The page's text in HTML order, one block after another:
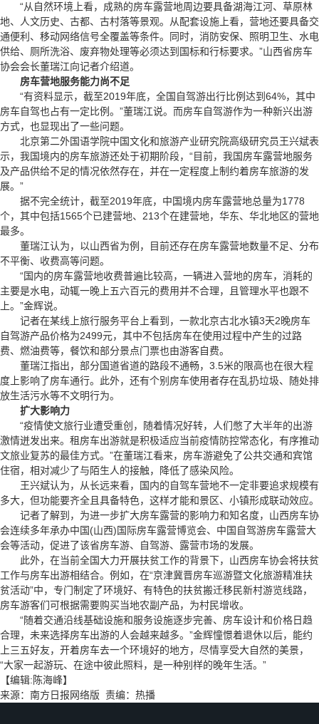
“从自然环境上看，成熟的房车露营地周边要具备湖海江河、草原林
地、人文历史、古都、古村落等景观。从配套设施上看，营地还要具备交
通便利、移动网络信号全覆盖等条件。同时，消防安保、照明卫生、水电
供给、厕所洗浴、废弃物处理等必须达到国标和行标要求。”山西省房车
协会会长董瑞江向记者介绍道。
房车营地服务能力尚不足
“有资料显示，截至2019年底，全国自驾游出行比例达到64%，其中
房车自驾也占有一定比例。”董瑞江说。而房车自驾游作为一种新兴出游
方式，也显现出了一些问题。
北京第二外国语学院中国文化和旅游产业研究院高级研究员王兴斌表
示，我国境内的房车旅游还处于初期阶段，“目前，我国房车露营地服务
及产品供给不足的情况依然存在，并在一定程度上制约着房车旅游的发
展。”
据不完全统计，截至2019年底，中国境内房车露营地总量为1778
个，其中包括1565个已建营地、213个在建营地，华东、华北地区的营地
最多。
董瑞江认为，以山西省为例，目前还存在房车露营地数量不足、分布
不平衡、收费高等问题。
“国内的房车露营地收费普遍比较高，一辆进入营地的房车，消耗的
主要是水电，动辄一晚上五六百元的费用并不合理，且管理水平也跟不
上。”金辉说。
记者在某线上旅行服务平台上看到，一款北京古北水镇3天2晚房车
自驾游产品价格为2499元，其中不包括房车在使用过程中产生的过路
费、燃油费等，餐饮和部分景点门票也由游客自费。
董瑞江指出，部分国道省道的路段不通畅，3.5米的限高也在很大程
度上影响了房车通行。此外，还有个别房车使用者存在乱扔垃圾、随处排
放生活污水等不文明行为。
扩大影响力
“疫情使文旅行业遭受重创，随着情况好转，人们憋了大半年的出游
激情迸发出来。租房车出游就是积极适应当前疫情防控常态化，有序推动
文旅业复苏的最佳方式。”在董瑞江看来，房车游避免了公共交通和宾馆
住宿，相对减少了与陌生人的接触，降低了感染风险。
王兴斌认为，从长远来看，国内的自驾车营地不一定非要追求规模有
多大，但功能要齐全且具备特色，这样才能和景区、小镇形成联动效应。
记者了解到，为进一步扩大房车露营的影响力和知名度，山西房车协
会连续多年承办中国(山西)国际房车露营博览会、中国自驾游房车露营大
会等活动，促进了该省房车游、自驾游、露营市场的发展。
此外，在当前全国大力开展扶贫工作的背景下，山西房车协会将扶贫
工作与房车出游相结合。例如，在“京津冀晋房车巡游暨文化旅游精准扶
贫活动”中，专门制定了环境好、有特色的扶贫搬迁移民新村游览线路，
房车游客们可根据需要购买当地农副产品，为村民增收。
“随着交通沿线基础设施和服务设施逐步完善、房车设计和价格日趋
合理，未来选择房车出游的人会越来越多。”金辉憧憬着退休以后，能约
上三五好友，开着房车去一个环境好的地方，尽情享受大自然的美景，
“大家一起游玩、在途中彼此照料，是一种别样的晚年生活。”
【编辑:陈海峰】
来源：南方日报网络版 责编：热播